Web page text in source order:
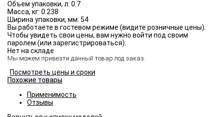
Объем упаковки, л: 0.7
Масса, кг: 0.238
Ширина упаковки, мм: 54
Вы работаете в гостевом режиме (видите розничные цены).
Чтобы увидеть свои цены, вам нужно войти под своим
паролем (или зарегистрироваться).
Нет на складе
Мы можем привезти данный товар под заказ.
Посмотреть цены и сроки
Похожие товары
Применимость
Отзывы